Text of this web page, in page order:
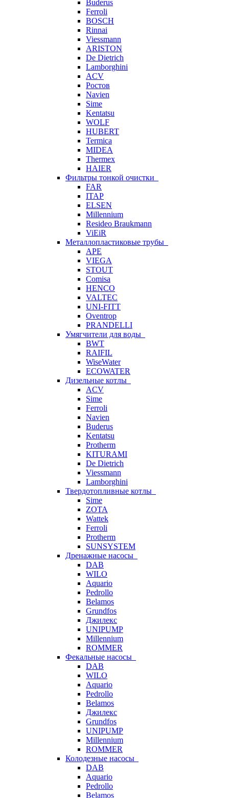
Buderus
Ferroli
BOSCH
Rinnai
Viessmann
ARISTON
De Dietrich
Lamborghini
ACV
Ростов
Navien
Sime
Kentatsu
WOLF
HUBERT
Termica
MIDEA
Thermex
HAIER
Фильтры тонкой очистки
FAR
ITAP
ELSEN
Millennium
Resideo Braukmann
ViEiR
Металлопластиковые трубы
APE
VIEGA
STOUT
Comisa
HENCO
VALTEC
UNI-FITT
Oventrop
PRANDELLI
Умягчители для воды
BWT
RAIFIL
WiseWater
ECOWATER
Дизельные котлы
ACV
Sime
Ferroli
Navien
Buderus
Kentatsu
Protherm
KITURAMI
De Dietrich
Viessmann
Lamborghini
Твердотопливные котлы
Sime
ZOTA
Wattek
Ferroli
Protherm
SUNSYSTEM
Дренажные насосы
DAB
WILO
Aquario
Pedrollo
Belamos
Grundfos
Джилекс
UNIPUMP
Millennium
ROMMER
Фекальные насосы
DAB
WILO
Aquario
Pedrollo
Belamos
Джилекс
Grundfos
UNIPUMP
Millennium
ROMMER
Колодезные насосы
DAB
Aquario
Pedrollo
Belamos